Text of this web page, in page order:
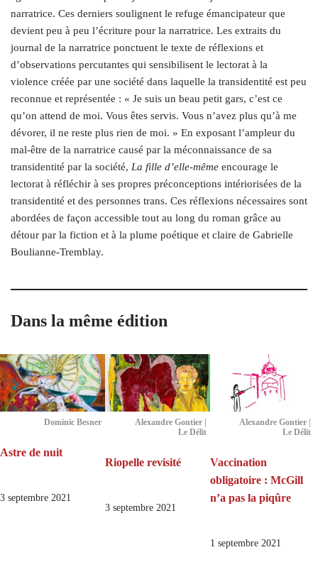
narratrice. Ces derniers soulignent le refuge émancipateur que
devient peu à peu l’écriture pour la narratrice. Les extraits du
journal de la narratrice ponctuent le texte de réflexions et
d’observations percutantes qui sensibilisent le lectorat à la
violence créée par une société dans laquelle la transidentité est peu
reconnue et représentée : « Je suis un beau petit gars, c’est ce
qu’on attend de moi. Vous êtes servis. Vous n’avez plus qu’à me
dévorer, il ne reste plus rien de moi. » En exposant l’ampleur du
mal-être de la narratrice causé par la méconnaissance de sa
transidentité par la société, La fille d’elle-même encourage le
lectorat à réfléchir à ses propres préconceptions intériorisées de la
transidentité et des personnes trans. Ces réflexions nécessaires sont
abordées de façon accessible tout au long du roman grâce au
détour par la fiction et à la plume poétique et claire de Gabrielle
Boulianne-Tremblay.
Dans la même édition
Dominic Besner
Astre de nuit
3 septembre 2021
Alexandre Gontier |
Le Délit
Riopelle revisité
3 septembre 2021
Alexandre Gontier |
Le Délit
Vaccination
obligatoire : McGill
n’a pas la piqûre
1 septembre 2021